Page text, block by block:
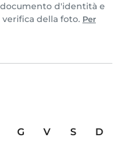
d'identità e
della foto. Per
G V S
D